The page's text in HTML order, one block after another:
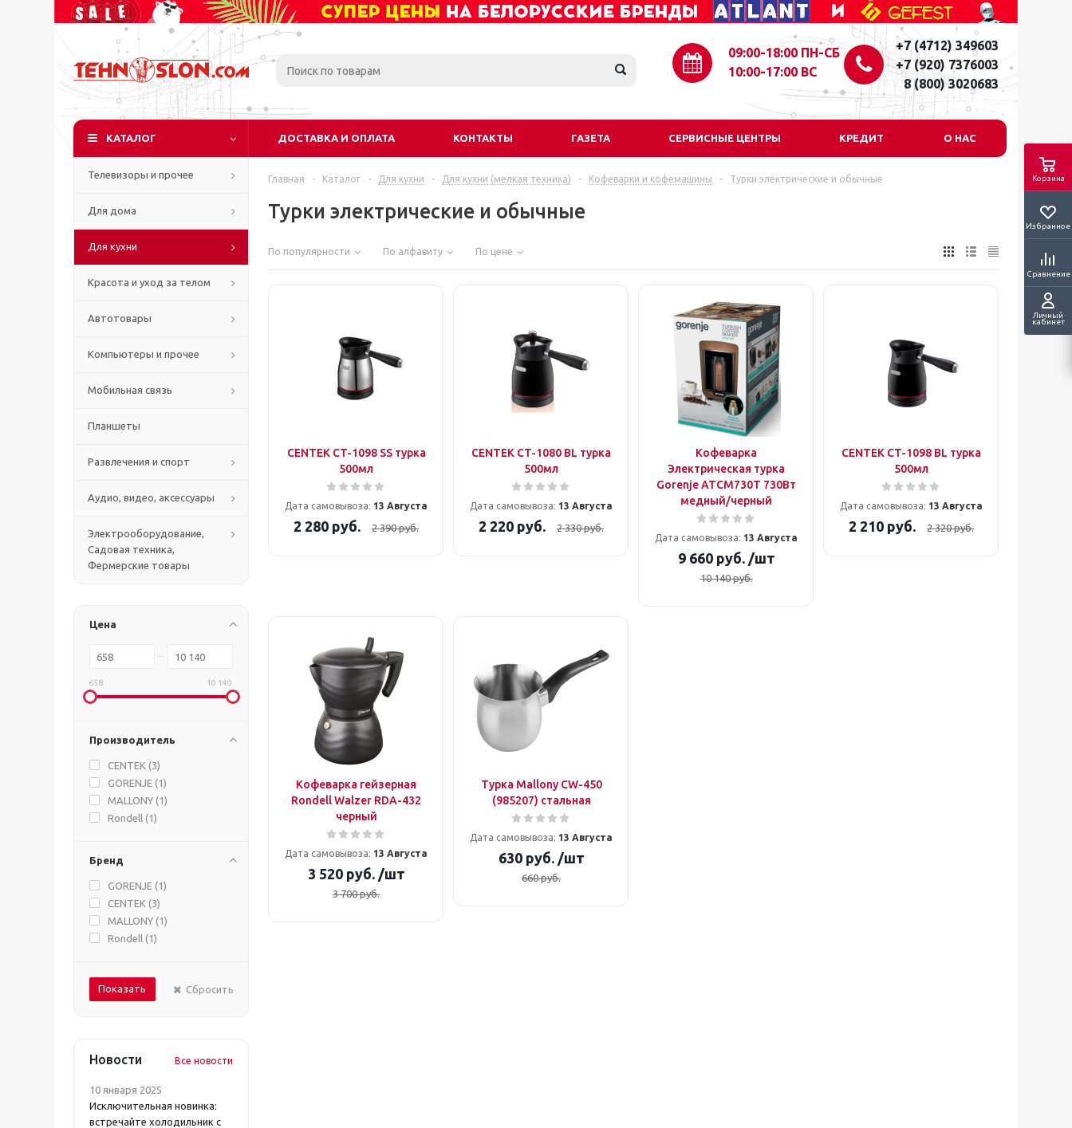
09:00-18:00 ПН-СБ
10:00-17:00 ВС
Корзина
Избранное
Сравнение
Личный
кабинет
+7 (4712) 349603
+7 (920) 7376003
8 (800) 3020683
КАТАЛОГ ДОСТАВКА И ОПЛАТА КОНТАКТЫ ГАЗЕТА СЕРВИСНЫЕ ЦЕНТРЫ КРЕДИТ О НАС
Телевизоры и прочее
Для дома
Для кухни
Красота и уход за телом
Автотовары
Компьютеры и прочее
Мобильная связь
Планшеты
Развлечения и спорт
Аудио, видео, аксессуары
Электрооборудование,
Садовая техника,
Фермерские товары
Цена
658 10 140
Производитель
CENTEK (3)
GORENJE (1)
MALLONY (1)
Rondell (1)
Бренд
GORENJE (1)
CENTEK (3)
MALLONY (1)
Rondell (1)
Сбросить
Новости Все новости
10 января 2025
Исключительная новинка:
встречайте холодильник с
Главная - Каталог - Для кухни - Для кухни (мелкая техника) - Кофеварки и кофемашины - Турки электрические и обычные
Турки электрические и обычные
По популярности По алфавиту По цене
CENTEK CT-1098 SS турка
500мл
Дата самовывоза: 13 Августа
2 280 руб. 2 390руб.
CENTEK CT-1080 BL турка
500мл
Дата самовывоза: 13 Августа
2 220 руб. 2 330руб.
Кофеварка
Электрическая турка
Gorenje ATCM730T 730Вт
медный/черный
Дата самовывоза: 13 Августа
9 660руб. /шт
10 140руб.
CENTEK CT-1098 BL турка
500мл
Дата самовывоза: 13 Августа
2 210 руб. 2 320руб.
Кофеварка гейзерная
Rondell Walzer RDA-432
черный
Дата самовывоза: 13 Августа
3 520руб. /шт
3 700руб.
Турка Mallony CW-450
(985207) стальная
Дата самовывоза: 13 Августа
630руб. /шт
660руб.